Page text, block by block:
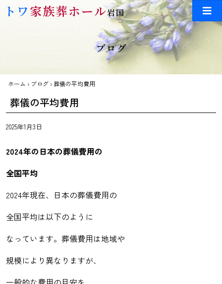
Skip to main content
トワ家族葬ホール岩国
ブログ
ホーム › ブログ › 葬儀の平均費用
葬儀の平均費用
2025年1月3日
2024年の日本の葬儀費用の
全国平均
2024年現在、日本の葬儀費用の
全国平均は以下のように
なっています。葬儀費用は地域や
規模により異なりますが、